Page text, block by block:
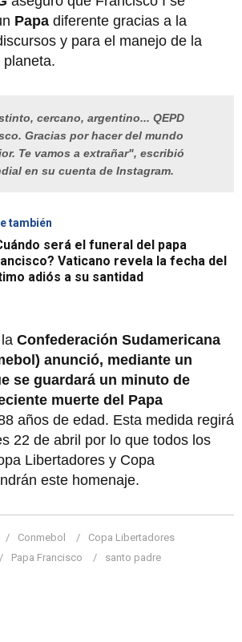
Papa diferente gracias a la
y para el manejo de la
planeta.
cercano, argentino... QEPD
Gracias por hacer del mundo
Te vamos a extrañar", escribió
en su cuenta de Instagram.
también
será el funeral del papa
Vaticano revela la fecha del
adiós a su santidad
Confederación Sudamericana
anunció, mediante un
se guardará un minuto de
muerte del Papa
años de edad. Esta medida regirá
22 de abril por lo que todos los
Libertadores y Copa
este homenaje.
Conmebol
Copa Libertadores
Papa Francisco
santo padre